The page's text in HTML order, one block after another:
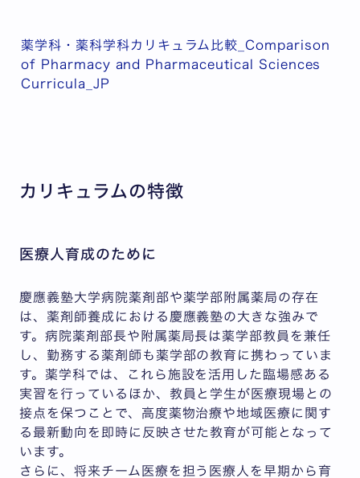
薬学科・薬科学科カリキュラム比較_Comparison
of Pharmacy and Pharmaceutical Sciences
Curricula_JP
カリキュラムの特徴
医療人育成のために
慶應義塾大学病院薬剤部や薬学部附属薬局の存在
は、薬剤師養成における慶應義塾の大きな強みで
す。病院薬剤部長や附属薬局長は薬学部教員を兼任
し、勤務する薬剤師も薬学部の教育に携わっていま
す。薬学科では、これら施設を活用した臨場感ある
実習を行っているほか、教員と学生が医療現場との
接点を保つことで、高度薬物治療や地域医療に関す
る最新動向を即時に反映させた教育が可能となって
います。
さらに、将来チーム医療を担う医療人を早期から育